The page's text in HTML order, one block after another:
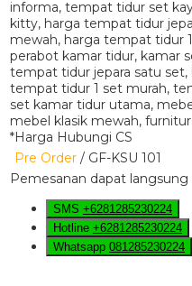
*Harga Hubungi CS
Pre Order / GF-KSU 101
Pemesanan dapat
SMS +6281285230224
Hotline +6281285230224
Whatsapp 081285230224